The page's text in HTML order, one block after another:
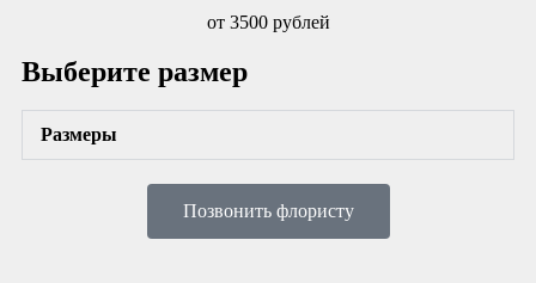
от 3500 рублей
Выберите размер
Размеры
Позвонить флористу